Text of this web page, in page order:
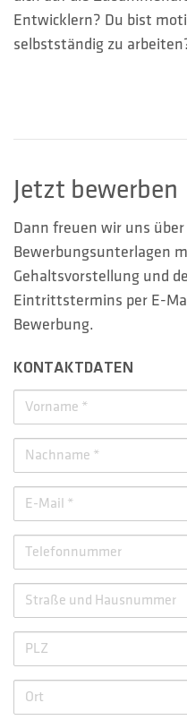
Entwicklern? Du bist
selbstständig zu
Jetzt bewerben
Dann freuen wir uns
Bewerbungsunterlagen
Gehaltsvorstellung und
Eintrittstermins per E-
Bewerbung.
KONTAKTDATEN